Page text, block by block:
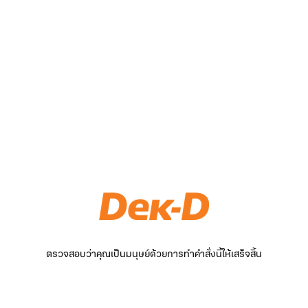
ตรวจสอบว่าคุณเป็นมนุษย์ด้วยการทำคำสั่งนี้ให้เสร็จสิ้น